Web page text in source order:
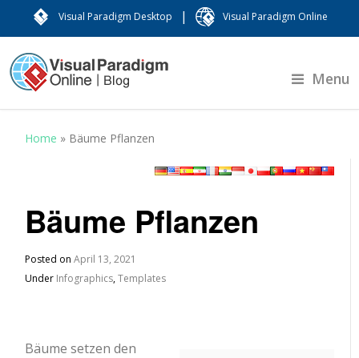
Visual Paradigm Desktop | Visual Paradigm Online
Menu
Home » Bäume Pflanzen
Bäume Pflanzen
Posted onApril 13, 2021
Under Infographics,Templates
Bäume setzen den